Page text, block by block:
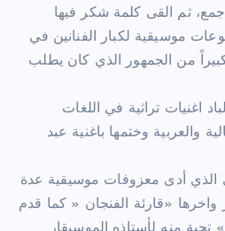
ثم القى كلمة شكر فيها
موسيقية لكبار الفنانين في
من الجمهور الذي كان يطلب
اغنيات تراثية في اللغات
والعربية وختمها باغنية عبد
الذي أدى معزوفات موسيقية عدة
«قارئة الفنجان « كما قدم
منه لأستاذه الموسيقار